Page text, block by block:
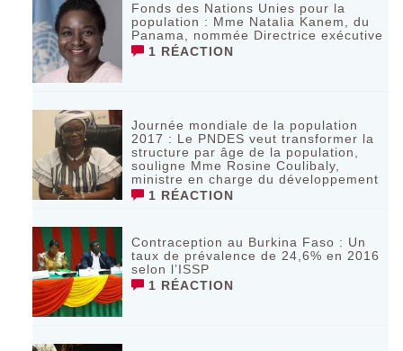
Fonds des Nations Unies pour la
population : Mme Natalia Kanem, du
Panama, nommée Directrice exécutive
1 RÉACTION
Journée mondiale de la population
2017 : Le PNDES veut transformer la
structure par âge de la population,
souligne Mme Rosine Coulibaly,
ministre en charge du développement
1 RÉACTION
Contraception au Burkina Faso : Un
taux de prévalence de 24,6% en 2016
selon l’ISSP
1 RÉACTION